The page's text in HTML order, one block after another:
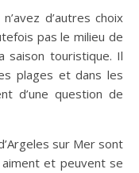
d’autres choix
pas le milieu de
saison touristique. Il
plages et dans les
d’une question de
sur Mer sont
et peuvent se